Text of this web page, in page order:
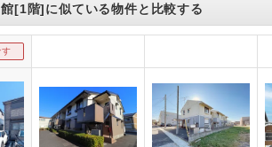
[1階]に似ている物件と比較する